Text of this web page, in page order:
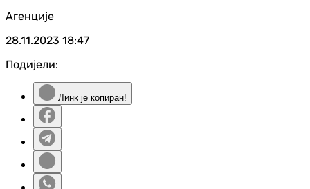
Агенције
28.11.2023 18:47
Подијели:
Линк је копиран!